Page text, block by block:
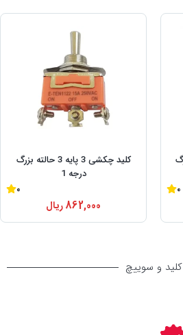
0
کلید چکشی 3 پایه 3 حالته بزرگ
درجه 1
0
862,000ریال
کلید و سوییچ